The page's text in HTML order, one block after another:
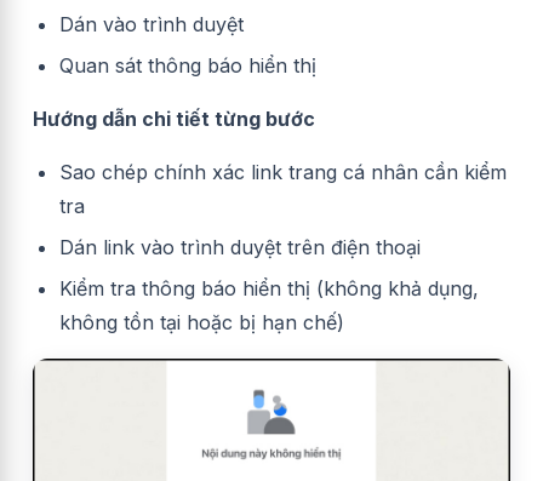
Dán vào trình duyệt
Quan sát thông báo hiển thị
Hướng dẫn chi tiết từng bước
Sao chép chính xác link trang cá nhân cần kiểm
tra
Dán link vào trình duyệt trên điện thoại
Kiểm tra thông báo hiển thị (không khả dụng,
không tồn tại hoặc bị hạn chế)